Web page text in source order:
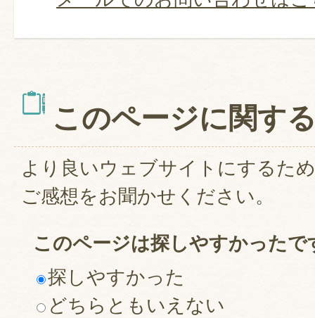
このページに関す
より良いウェブサイトにするた
ご感想をお聞かせください。
このページは探しやすかったで
探しやすかった
どちらともいえない